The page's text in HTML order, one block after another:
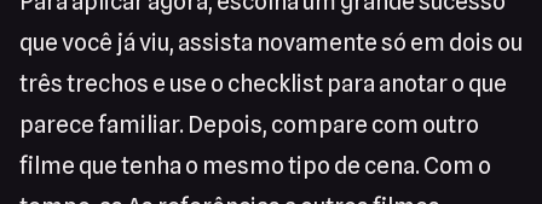
que você já viu, assista novamente só em dois ou
três trechos e use o checklist para anotar o que
parece familiar. Depois, compare com outro
filme que tenha o mesmo tipo de cena. Com o